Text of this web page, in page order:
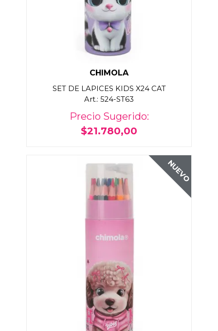
CHIMOLA
SET DE LAPICES KIDS X24 CAT
Art.: 524-ST63
Precio Sugerido:
$21.780,00
NUEVO